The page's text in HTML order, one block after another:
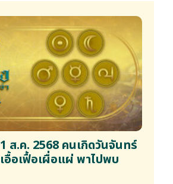
ส.ค. 2568 คนเกิดวันจันทร์
อื้อเฟื้อเผื่อแผ่ พาไปพบ